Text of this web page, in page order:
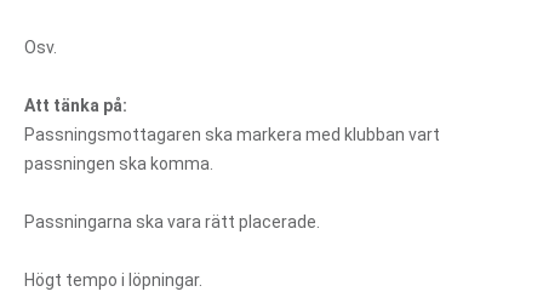
Osv.
Att tänka på:
Passningsmottagaren ska markera med klubban vart
passningen ska komma.
Passningarna ska vara rätt placerade.
Högt tempo i löpningar.